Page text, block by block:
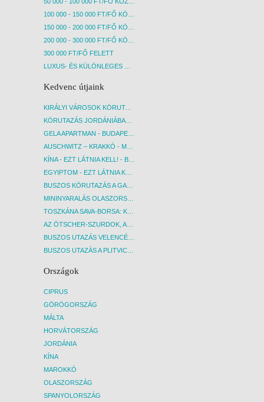
300 000 FT/FŐ FELETT
Kedvenc útjaink
KIRÁLYI VÁROSOK KÖRUTAZÁS KÖZVETLEN REPÜLŐJÁRATTAL - BUDAPEST, REPÜLŐ
Országok
CIPRUS
GÖRÖGORSZÁG
MÁLTA
HORVÁTORSZÁG
JORDÁNIA
KÍNA
MAROKKÓ
OLASZORSZÁG
SPANYOLORSZÁG